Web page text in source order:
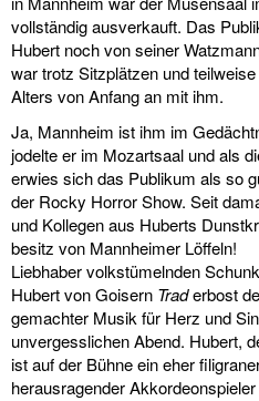
vollständig ausverkauft. Das
Hubert noch von seiner
war trotz Sitzplätzen und
Alters von Anfang an mit ihm.
Ja, Mannheim ist ihm im
jodelte er im Mozartsaal und als
erwies sich das Publikum als so
der Rocky Horror Show. Seit
und Kollegen aus Huberts
besitz von Mannheimer Löffeln!
Liebhaber volkstümelnden
Hubert von Goisern Traderbost
gemachter Musik für Herz und
unvergesslichen Abend. Hubert,
ist auf der Bühne ein eher
herausragender